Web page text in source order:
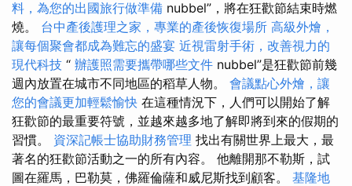
料，為您的出國旅行做準備 nubbel”，將在狂歡節結束時燃
燒。 台中產後護理之家，專業的產後恢復場所 高級外燴，
讓每個聚會都成為難忘的盛宴 近視雷射手術，改善視力的
現代科技 “ 辦護照需要攜帶哪些文件 nubbel”是狂歡節前幾
週內放置在城市不同地區的稻草人物。 會議點心外燴，讓
您的會議更加輕鬆愉快 在這種情況下，人們可以開始了解
狂歡節的最重要符號，並越來越多地了解即將到來的假期的
習慣。 資深記帳士協助財務管理 找出有關世界上最大，最
著名的狂歡節活動之一的所有內容。 他離開那不勒斯，試
圖在羅馬，巴勒莫，佛羅倫薩和威尼斯找到顧客。 基隆地